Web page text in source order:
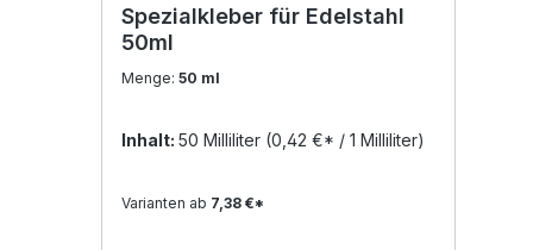
Spezialkleber für Edelstahl
50ml
Menge: 50 ml
Inhalt: 50 Milliliter (0,42 €* / 1 Milliliter)
Varianten ab 7,38 €*